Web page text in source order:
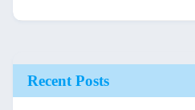
Recent Posts